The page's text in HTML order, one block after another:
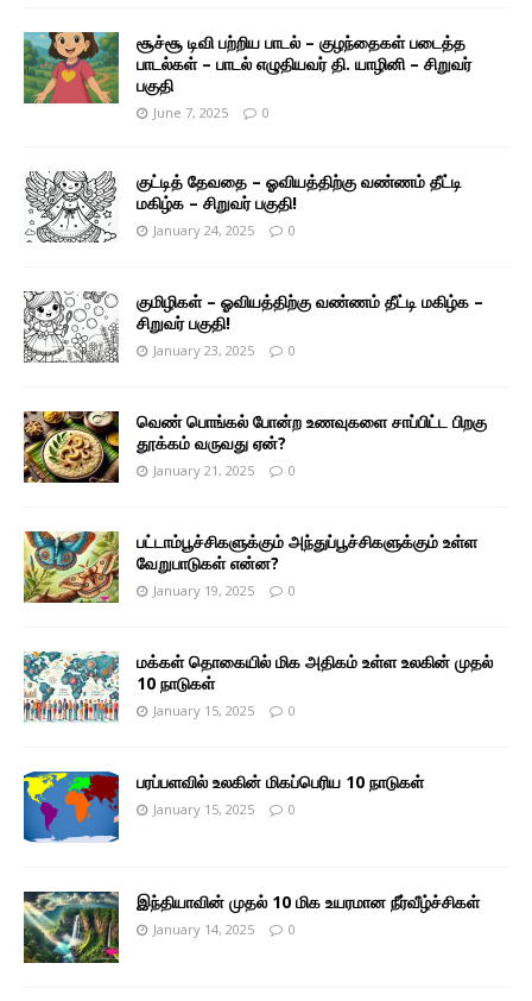
சூச்சூ டிவி பற்றிய பாடல் – குழந்தைகள் படைத்த
பாடல்கள் – பாடல் எழுதியவர் தி. யாழினி – சிறுவர்
பகுதி
June 7, 2025 0
குட்டித் தேவதை – ஓவியத்திற்கு வண்ணம் தீட்டி
மகிழ்க – சிறுவர் பகுதி!
January 24, 2025 0
குமிழிகள் – ஓவியத்திற்கு வண்ணம் தீட்டி மகிழ்க –
சிறுவர் பகுதி!
January 23, 2025 0
வெண் பொங்கல் போன்ற உணவுகளை சாப்பிட்ட பிறகு
தூக்கம் வருவது ஏன்?
January 21, 2025 0
பட்டாம்பூச்சிகளுக்கும் அந்துப்பூச்சிகளுக்கும் உள்ள
வேறுபாடுகள் என்ன?
January 19, 2025 0
மக்கள் தொகையில் மிக அதிகம் உள்ள உலகின் முதல்
10 நாடுகள்
January 15, 2025 0
பரப்பளவில் உலகின் மிகப்பெரிய 10 நாடுகள்
January 15, 2025 0
இந்தியாவின் முதல் 10 மிக உயரமான நீர்வீழ்ச்சிகள்
January 14, 2025 0